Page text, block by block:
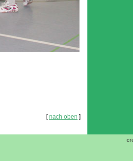
[nach oben ]